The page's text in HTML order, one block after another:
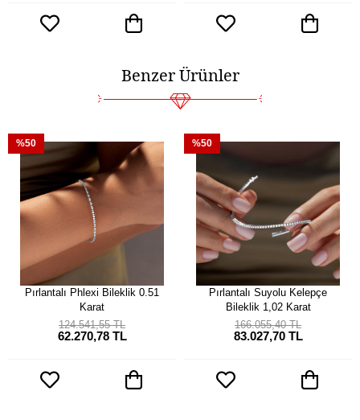
Benzer Ürünler
Pırlantalı Phlexi Bileklik 0.51
Karat
62.270,78 TL
124.541,55 TL
%50
Pırlantalı Suyolu Kelepçe
Bileklik 1,02 Karat
83.027,70 TL
166.055,40 TL
%50